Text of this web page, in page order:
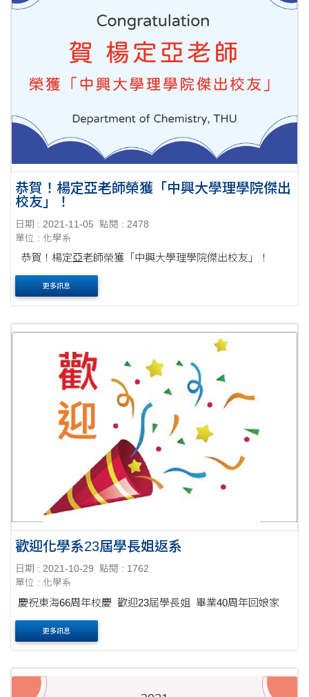
恭賀！楊定亞老師榮獲「中興大學理學院傑出
校友」！
日期 : 2021-11-05
點閱 : 2478
單位 : 化學系
恭賀！楊定亞老師榮獲「中興大學理學院傑出校友」！
更多訊息
歡迎化學系23屆學長姐返系
日期 : 2021-10-29
點閱 : 1762
單位 : 化學系
慶祝東海66周年校慶 歡迎23屆學長姐 畢業40周年回娘家
更多訊息